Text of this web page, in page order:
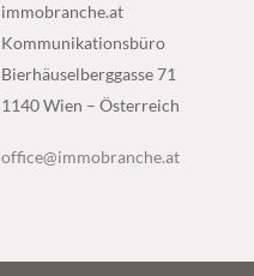
immobranche.at
Kommunikationsbüro
Bierhäuselberggasse 71
1140 Wien – Österreich
office@immobranche.at